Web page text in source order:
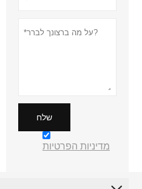
שלח
מדיניות הפרטיות